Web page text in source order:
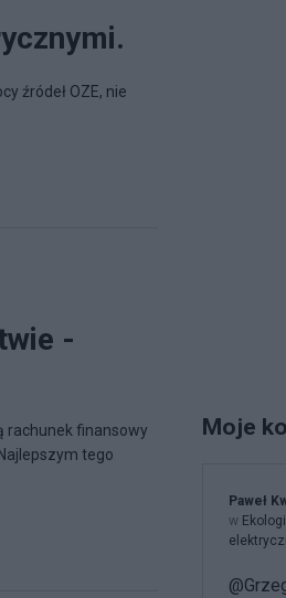
źródeł OZE, nie
-
rachunek finansowy
tego
Moje
Paweł
w